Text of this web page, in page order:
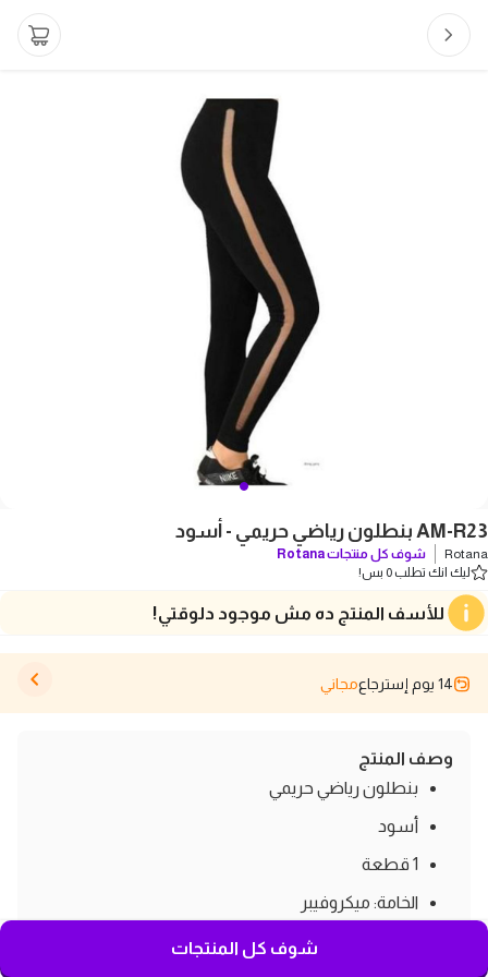
AM-R23 بنطلون رياضي حريمي - أسود
Rotana شوف كل منتجاتRotana
ليك انك تطلب 0 بس!
للأسف المنتج ده مش موجود دلوقتي!
14 يوم إسترجاع مجاني
وصف المنتج
بنطلون رياضي حريمي
أسود
1 قطعة
الخامة: ميكروفيبر
شوف كل المنتجات